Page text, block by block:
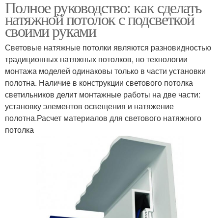
Полное руководство: как сделать
натяжной потолок с подсветкой
своими руками
Световые натяжные потолки являются разновидностью
традиционных натяжных потолков, но технологии
монтажа моделей одинаковы только в части установки
полотна. Наличие в конструкции светового потолка
светильников делит монтажные работы на две части:
установку элементов освещения и натяжение
полотна.Расчет материалов для светового натяжного
потолка